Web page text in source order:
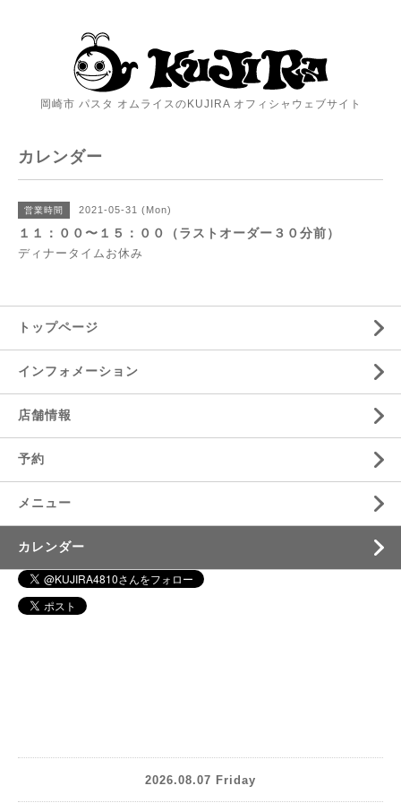
岡崎市 パスタ オムライスのKUJIRA オフィシャウェブサイト
カレンダー
営業時間 2021-05-31 (Mon)
１１：００〜１５：００（ラストオーダー３０分前）
ディナータイムお休み
トップページ
インフォメーション
店舗情報
予約
メニュー
カレンダー
2026.08.07 Friday